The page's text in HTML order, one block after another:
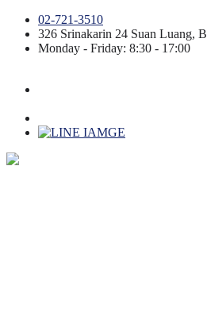
02-721-3510
326 Srinakarin 24 Suan Luang,
Monday - Friday: 8:30 - 17:00